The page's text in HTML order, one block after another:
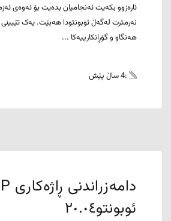
ئارەزوو بکەیت ئەنجامیان بدەیت بۆ ئەوەی
نەرمترت لەگەڵ ئوبونتودا هەبێت. یەک
هەنگاو و گۆڕانکارییەکا ...
:4 ساڵ پێش
ئوبونتو٢٠.٠٤